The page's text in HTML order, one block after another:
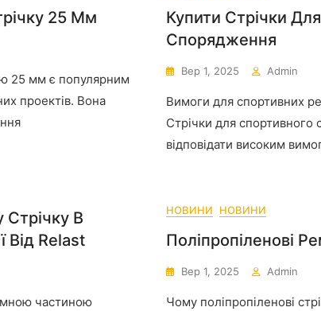
25 Мм
25 мм є популярним
проектів. Вона
Купити Стрічки
Спорядження
Вер 1, 2025 Admin
Вимоги для спортивних
Стрічки для спортивного
відповідати високим
Стрічку В
Від Relast
частиною
НОВИНИ НОВИНИ
Поліпропіленові
Вер 1, 2025 Admin
Чому поліпропіленові